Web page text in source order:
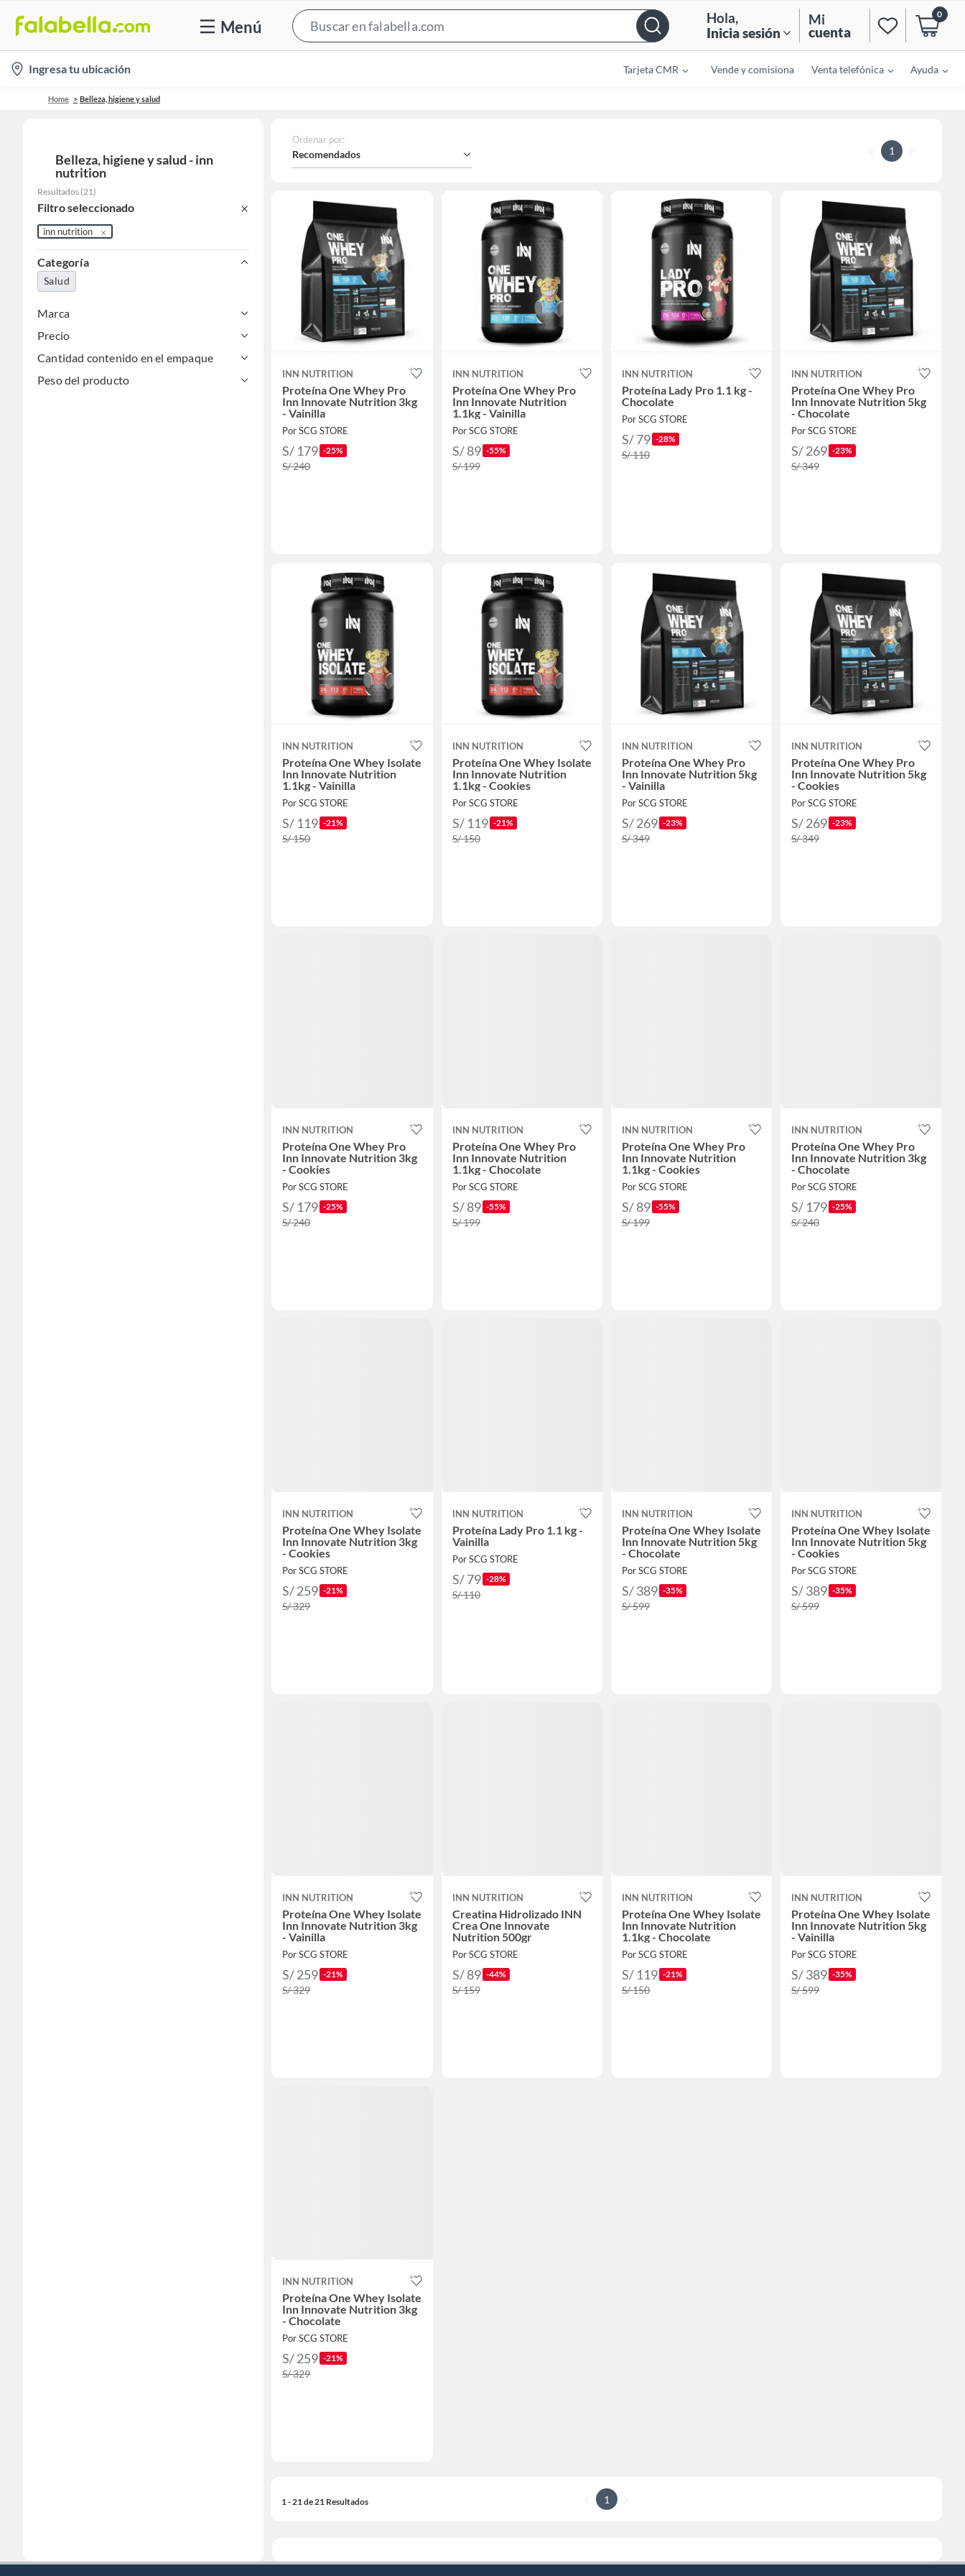
Menú
Bar
Hola,
Inicia sesión
Mi
cuenta
0
location-
icon
Ingresa tu ubicación Tarjeta CMR Vende y comisiona Venta telefónica Ayuda
Home Belleza, higiene y salud
Belleza, higiene y salud - inn
nutrition
Resultados (21)
Filtro seleccionado
inn nutrition
Categoría
Salud
Marca
Precio
Cantidad contenido en el empaque
Peso del producto
Ordenar por:
Recomendados 1
INN NUTRITION
Proteína One Whey Pro
Inn Innovate Nutrition 3kg
- Vainilla
Por SCG STORE
S/ 179 -25%
S/ 240
INN NUTRITION
Proteína One Whey Pro
Inn Innovate Nutrition
1.1kg - Vainilla
Por SCG STORE
S/ 89 -55%
S/ 199
INN NUTRITION
Proteína Lady Pro 1.1 kg -
Chocolate
Por SCG STORE
S/ 79 -28%
S/ 110
INN NUTRITION
Proteína One Whey Pro
Inn Innovate Nutrition 5kg
- Chocolate
Por SCG STORE
S/ 269 -23%
S/ 349
INN NUTRITION
Proteína One Whey Isolate
Inn Innovate Nutrition
1.1kg - Vainilla
Por SCG STORE
S/ 119 -21%
S/ 150
INN NUTRITION
Proteína One Whey Isolate
Inn Innovate Nutrition
1.1kg - Cookies
Por SCG STORE
S/ 119 -21%
S/ 150
INN NUTRITION
Proteína One Whey Pro
Inn Innovate Nutrition 5kg
- Vainilla
Por SCG STORE
S/ 269 -23%
S/ 349
INN NUTRITION
Proteína One Whey Pro
Inn Innovate Nutrition 5kg
- Cookies
Por SCG STORE
S/ 269 -23%
S/ 349
INN NUTRITION
Proteína One Whey Pro
Inn Innovate Nutrition 3kg
- Cookies
Por SCG STORE
S/ 179 -25%
S/ 240
INN NUTRITION
Proteína One Whey Pro
Inn Innovate Nutrition
1.1kg - Chocolate
Por SCG STORE
S/ 89 -55%
S/ 199
INN NUTRITION
Proteína One Whey Pro
Inn Innovate Nutrition
1.1kg - Cookies
Por SCG STORE
S/ 89 -55%
S/ 199
INN NUTRITION
Proteína One Whey Pro
Inn Innovate Nutrition 3kg
- Chocolate
Por SCG STORE
S/ 179 -25%
S/ 240
INN NUTRITION
Proteína One Whey Isolate
Inn Innovate Nutrition 3kg
- Cookies
Por SCG STORE
S/ 259 -21%
S/ 329
INN NUTRITION
Proteína Lady Pro 1.1 kg -
Vainilla
Por SCG STORE
S/ 79 -28%
S/ 110
INN NUTRITION
Proteína One Whey Isolate
Inn Innovate Nutrition 5kg
- Chocolate
Por SCG STORE
S/ 389 -35%
S/ 599
INN NUTRITION
Proteína One Whey Isolate
Inn Innovate Nutrition 5kg
- Cookies
Por SCG STORE
S/ 389 -35%
S/ 599
INN NUTRITION
Proteína One Whey Isolate
Inn Innovate Nutrition 3kg
- Vainilla
Por SCG STORE
S/ 259 -21%
S/ 329
INN NUTRITION
Creatina Hidrolizado INN
Crea One Innovate
Nutrition 500gr
Por SCG STORE
S/ 89 -44%
S/ 159
INN NUTRITION
Proteína One Whey Isolate
Inn Innovate Nutrition
1.1kg - Chocolate
Por SCG STORE
S/ 119 -21%
S/ 150
INN NUTRITION
Proteína One Whey Isolate
Inn Innovate Nutrition 5kg
- Vainilla
Por SCG STORE
S/ 389 -35%
S/ 599
INN NUTRITION
Proteína One Whey Isolate
Inn Innovate Nutrition 3kg
- Chocolate
Por SCG STORE
S/ 259 -21%
S/ 329
1 - 21 de 21 Resultados 1